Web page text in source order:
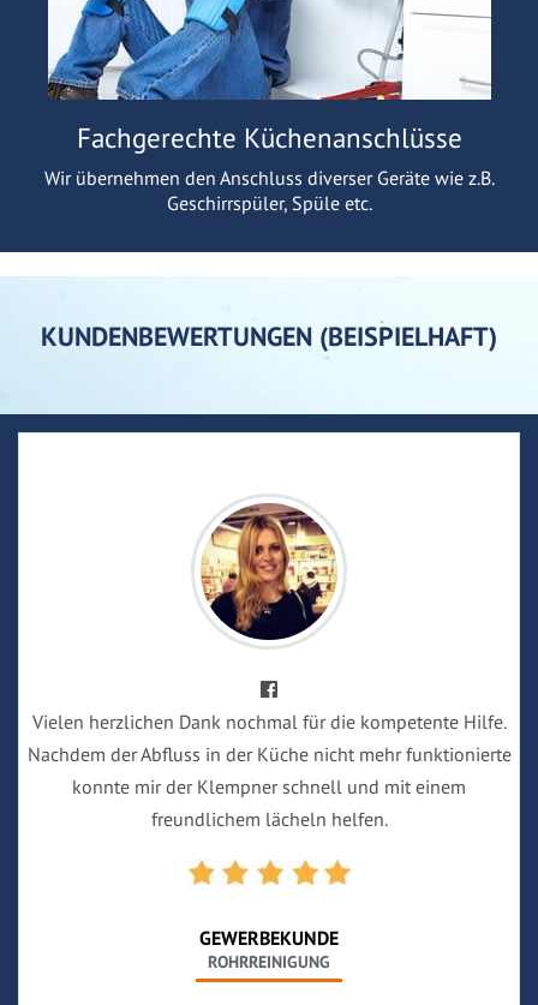
Fachgerechte Küchenanschlüsse
Wir übernehmen den Anschluss diverser Geräte wie z.B.
Geschirrspüler, Spüle etc.
KUNDENBEWERTUNGEN (BEISPIELHAFT)
Vielen herzlichen Dank nochmal für die kompetente Hilfe.
Nachdem der Abfluss in der Küche nicht mehr funktionierte
konnte mir der Klempner schnell und mit einem
freundlichem lächeln helfen.
GEWERBEKUNDE
ROHRREINIGUNG